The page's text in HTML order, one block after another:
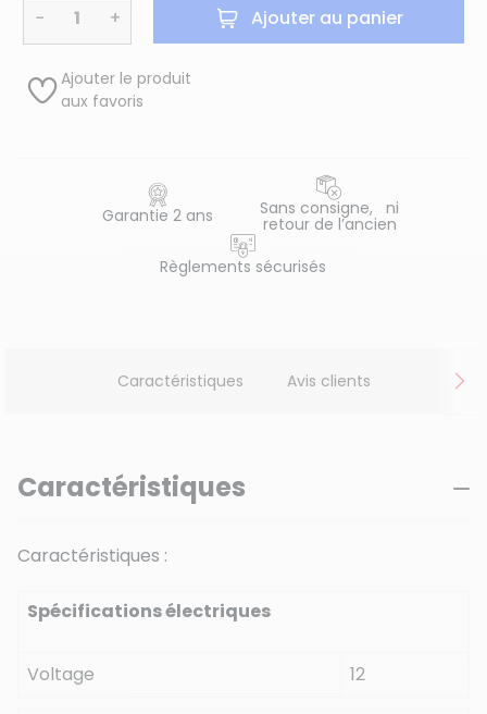
− + Ajouter au panier
Ajouter le produit
aux favoris
Garantie 2 ans Sans consigne, ni
retour de l’ancien
Règlements sécurisés
Caractéristiques Avis clients
Caractéristiques
Caractéristiques :
Spécifications électriques
Voltage 12